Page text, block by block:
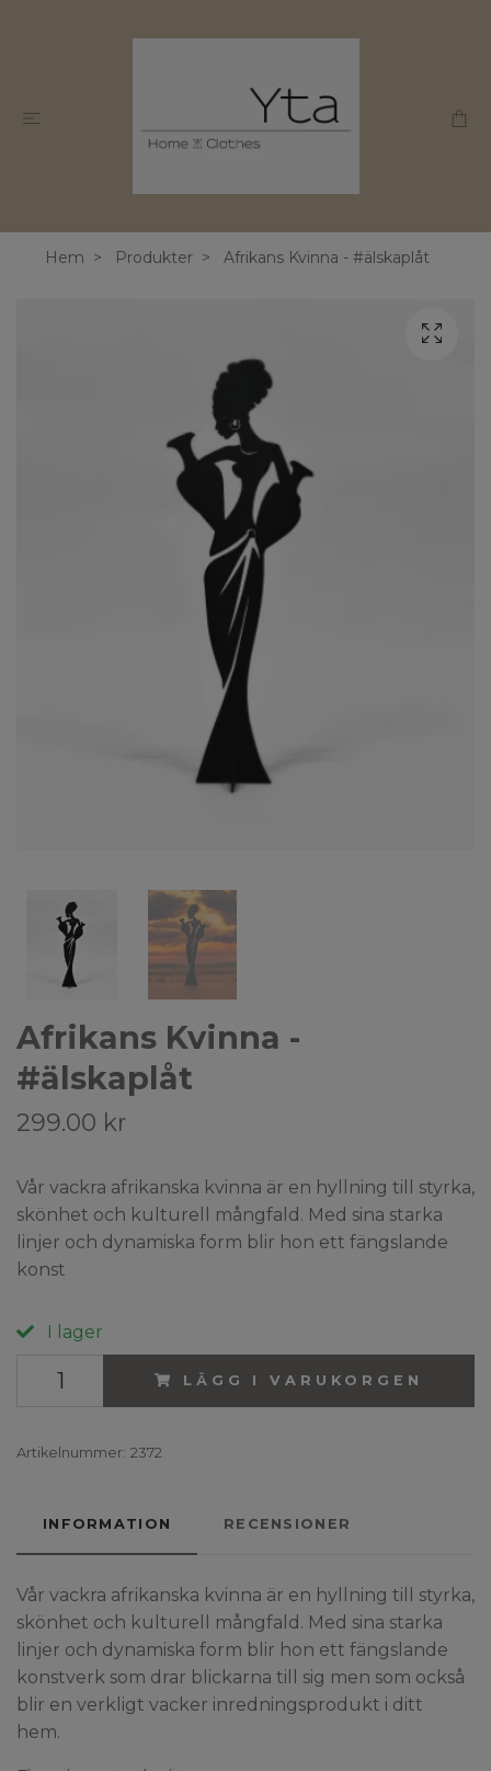
Hem Produkter Afrikans Kvinna - #älskaplåt
Afrikans Kvinna -
#älskaplåt
299.00 kr
Vår vackra afrikanska kvinna är en hyllning till styrka,
skönhet och kulturell mångfald. Med sina starka
linjer och dynamiska form blir hon ett fängslande
konst
I lager
LÄGG I VARUKORGEN
Artikelnummer: 2372
INFORMATION RECENSIONER
Vår vackra afrikanska kvinna är en hyllning till styrka,
skönhet och kulturell mångfald. Med sina starka
linjer och dynamiska form blir hon ett fängslande
konstverk som drar blickarna till sig men som också
blir en verkligt vacker inredningsprodukt i ditt
hem.